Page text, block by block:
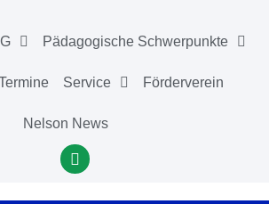
Pädagogische Schwerpunkte
Service Förderverein
Nelson News